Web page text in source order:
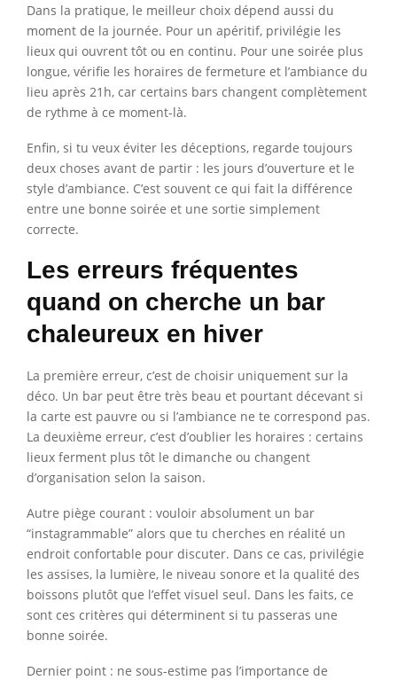
Dans la pratique, le meilleur choix dépend aussi du
moment de la journée. Pour un apéritif, privilégie les
lieux qui ouvrent tôt ou en continu. Pour une soirée plus
longue, vérifie les horaires de fermeture et l’ambiance du
lieu après 21h, car certains bars changent complètement
de rythme à ce moment-là.
Enfin, si tu veux éviter les déceptions, regarde toujours
deux choses avant de partir : les jours d’ouverture et le
style d’ambiance. C’est souvent ce qui fait la différence
entre une bonne soirée et une sortie simplement
correcte.
Les erreurs fréquentes
quand on cherche un bar
chaleureux en hiver
La première erreur, c’est de choisir uniquement sur la
déco. Un bar peut être très beau et pourtant décevant si
la carte est pauvre ou si l’ambiance ne te correspond pas.
La deuxième erreur, c’est d’oublier les horaires : certains
lieux ferment plus tôt le dimanche ou changent
d’organisation selon la saison.
Autre piège courant : vouloir absolument un bar
“instagrammable” alors que tu cherches en réalité un
endroit confortable pour discuter. Dans ce cas, privilégie
les assises, la lumière, le niveau sonore et la qualité des
boissons plutôt que l’effet visuel seul. Dans les faits, ce
sont ces critères qui déterminent si tu passeras une
bonne soirée.
Dernier point : ne sous-estime pas l’importance de